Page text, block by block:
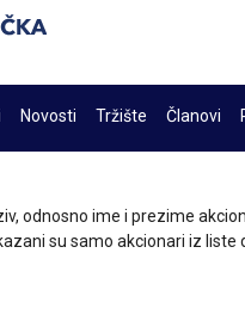
Novosti Tržište Članovi
odnosno ime i prezime
su samo akcionari iz